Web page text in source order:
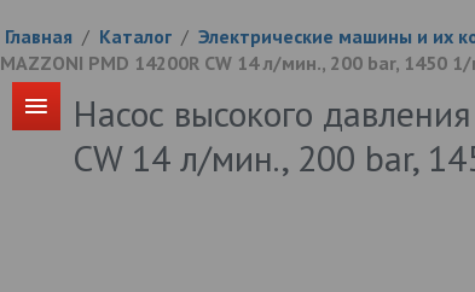
Главная / Каталог / Электрические машины и их
MAZZONI PMD 14200R CW 14 л/мин., 200 bar, 1450
Насос высокого
CW 14 л/мин., 200 bar,